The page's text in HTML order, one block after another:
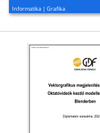
Informatika | Grafika